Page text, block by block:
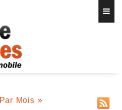
Par Mois »